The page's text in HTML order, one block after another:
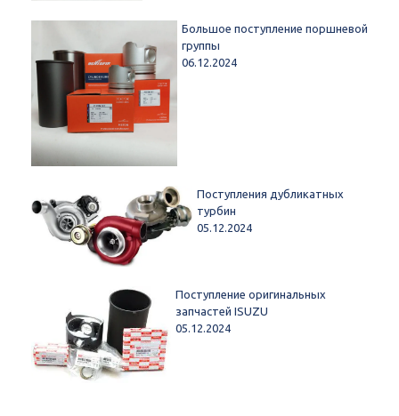
Большое поступление поршневой
группы
06.12.2024
Поступления дубликатных
турбин
05.12.2024
Поступление оригинальных
запчастей ISUZU
05.12.2024